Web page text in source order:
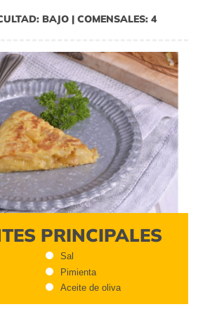
BAJO | COMENSALES: 4
PRINCIPALES
Sal
Pimienta
Aceite de oliva